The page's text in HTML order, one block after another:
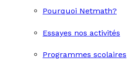
Pourquoi Netmath?
Essayes nos activités
Programmes scolaires